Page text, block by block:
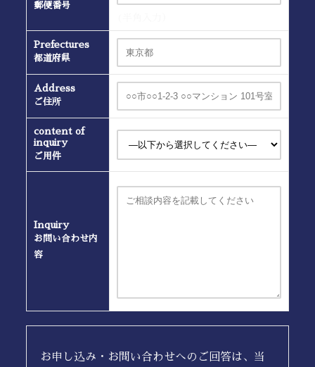
郵便番号
Prefectures
都道府県
Address
ご住所
content of
inquiry
ご用件
Inquiry
お問い合わせ内
容
お申し込み・お問い合わせへのご回答は、当